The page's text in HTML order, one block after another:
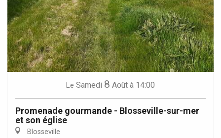
Le Samedi 8 Août à 14:00
Promenade gourmande - Blosseville-sur-mer
et son église
Blosseville